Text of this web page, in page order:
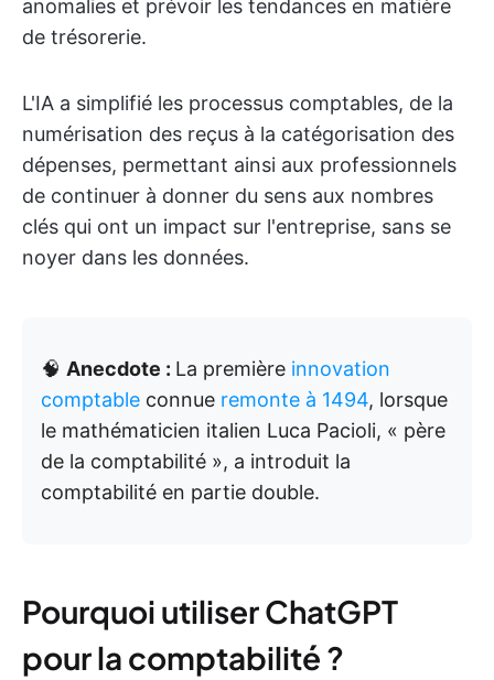
anomalies et prévoir les tendances en matière
de trésorerie.
L'IA a simplifié les processus comptables, de la
numérisation des reçus à la catégorisation des
dépenses, permettant ainsi aux professionnels
de continuer à donner du sens aux nombres
clés qui ont un impact sur l'entreprise, sans se
noyer dans les données.
🧠 Anecdote : La première innovation
comptable connue remonte à 1494, lorsque
le mathématicien italien Luca Pacioli, « père
de la comptabilité », a introduit la
comptabilité en partie double.
Pourquoi utiliser ChatGPT
pour la comptabilité ?